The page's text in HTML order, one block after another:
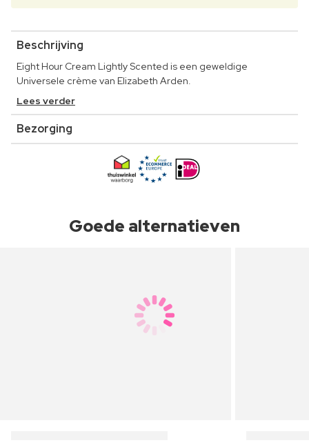
Beschrijving
Eight Hour Cream Lightly Scented is een geweldige
Universele crème van Elizabeth Arden.
Lees verder
Bezorging
Goede alternatieven